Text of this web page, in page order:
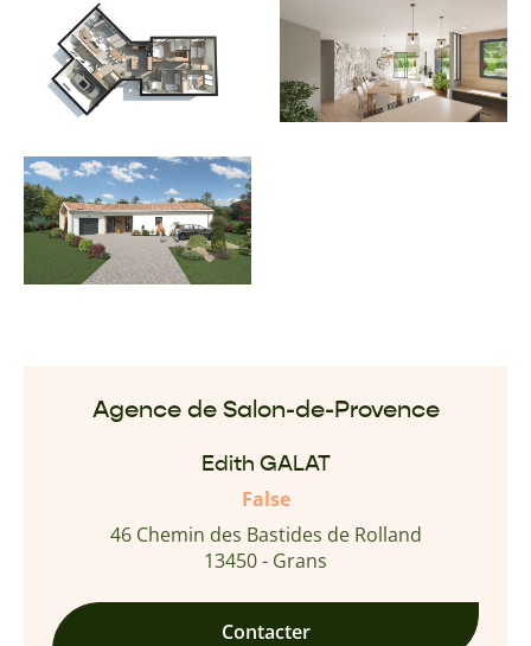
Agence de Salon-de-Provence
Edith GALAT
False
46 Chemin des Bastides de Rolland
13450 - Grans
Contacter